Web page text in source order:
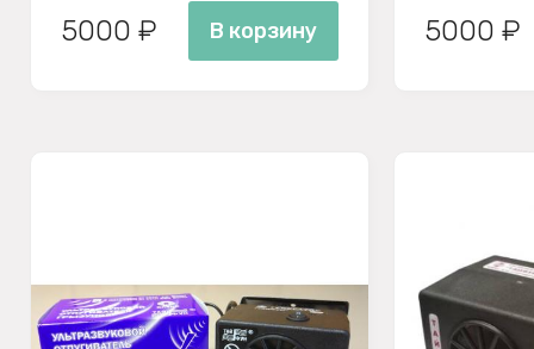
5000 ₽ В корзину 5000 ₽